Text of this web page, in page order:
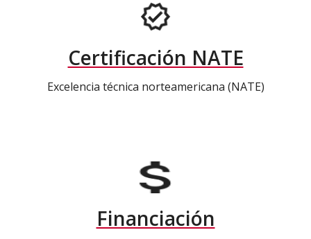
Certificación NATE
Excelencia técnica norteamericana (NATE)
Financiación